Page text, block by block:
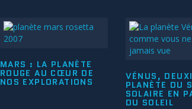
MARS : LA PLANÈTE
ROUGE AU CŒUR DE
NOS EXPLORATIONS VÉNUS,
PLANÈTE DU
SOLAIRE EN
DU SOLEIL